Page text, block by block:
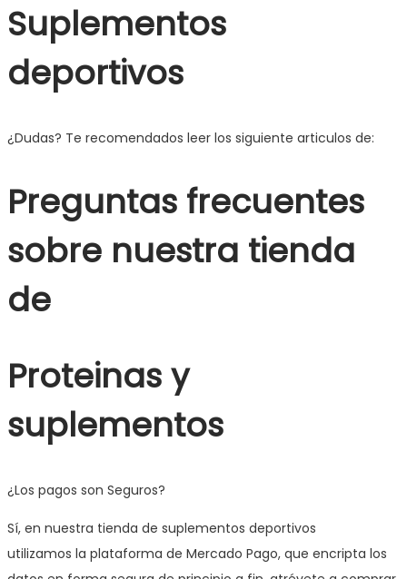
Suplementos
deportivos
¿Dudas? Te recomendados leer los siguiente articulos de:
Preguntas frecuentes
sobre nuestra tienda
de
Proteinas y
suplementos
¿Los pagos son Seguros?
Sí, en nuestra tienda de suplementos deportivos
utilizamos la plataforma de Mercado Pago, que encripta los